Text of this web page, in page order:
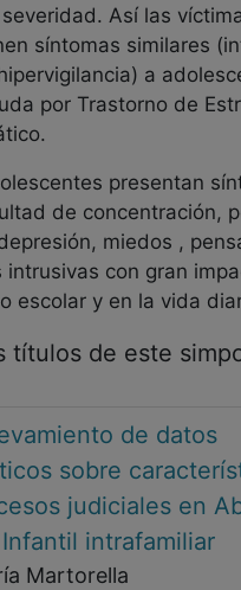
Así las
síntomas similares
a
por Trastorno de
presentan
de concentración,
miedos ,
intrusivas con gran
escolar y en la vida
títulos de este
de datos
sobre
judiciales en
intrafamiliar
Martorella